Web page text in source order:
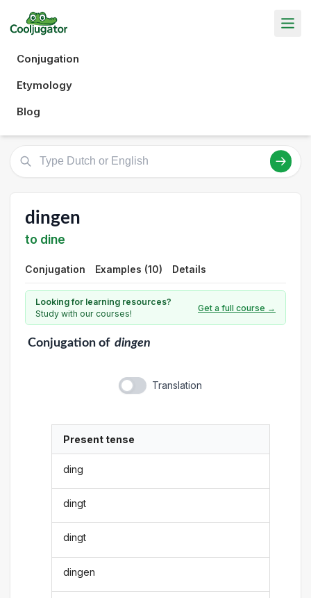
Conjugation
Etymology
Blog
dingen
to dine
Conjugation Examples (10) Details
Looking for learning resources?
Study with our courses!
Get a full course →
Conjugationof dingen
Translation
Present tense
ding
dingt
dingt
dingen